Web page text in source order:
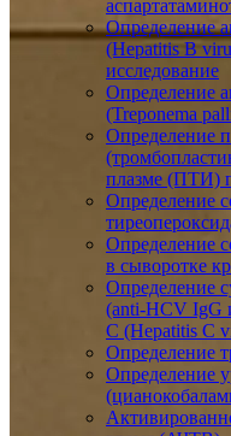
Определение
(Hepatitis B
исследование
Определение
(Treponema
Определение
плазме (ПТИ)
Определение
Определение
в сыворотке
Определение
(anti-HCV IgG
C (Hepatitis C
Определение
Определение